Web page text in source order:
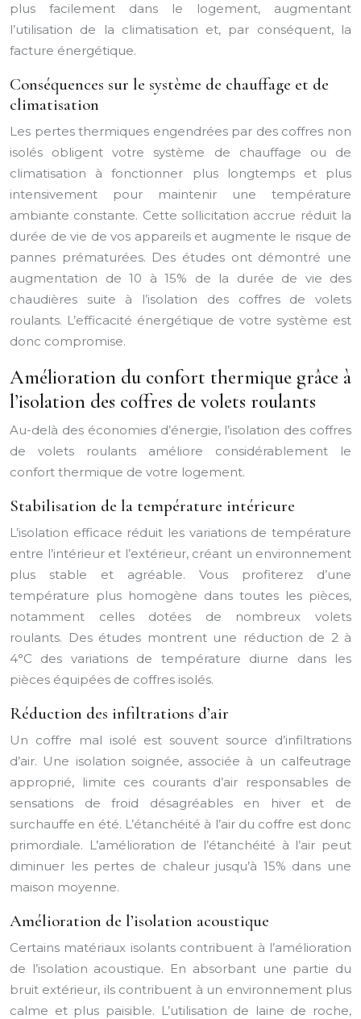
plus facilement dans le logement, augmentant
l’utilisation de la climatisation et, par conséquent, la
facture énergétique.
Conséquences sur le système de chauffage et de
climatisation
Les pertes thermiques engendrées par des coffres non
isolés obligent votre système de chauffage ou de
climatisation à fonctionner plus longtemps et plus
intensivement pour maintenir une température
ambiante constante. Cette sollicitation accrue réduit la
durée de vie de vos appareils et augmente le risque de
pannes prématurées. Des études ont démontré une
augmentation de 10 à 15% de la durée de vie des
chaudières suite à l’isolation des coffres de volets
roulants. L’efficacité énergétique de votre système est
donc compromise.
Amélioration du confort thermique grâce à
l’isolation des coffres de volets roulants
Au-delà des économies d’énergie, l’isolation des coffres
de volets roulants améliore considérablement le
confort thermique de votre logement.
Stabilisation de la température intérieure
L’isolation efficace réduit les variations de température
entre l’intérieur et l’extérieur, créant un environnement
plus stable et agréable. Vous profiterez d’une
température plus homogène dans toutes les pièces,
notamment celles dotées de nombreux volets
roulants. Des études montrent une réduction de 2 à
4°C des variations de température diurne dans les
pièces équipées de coffres isolés.
Réduction des infiltrations d’air
Un coffre mal isolé est souvent source d’infiltrations
d’air. Une isolation soignée, associée à un calfeutrage
approprié, limite ces courants d’air responsables de
sensations de froid désagréables en hiver et de
surchauffe en été. L’étanchéité à l’air du coffre est donc
primordiale. L’amélioration de l’étanchéité à l’air peut
diminuer les pertes de chaleur jusqu’à 15% dans une
maison moyenne.
Amélioration de l’isolation acoustique
Certains matériaux isolants contribuent à l’amélioration
de l’isolation acoustique. En absorbant une partie du
bruit extérieur, ils contribuent à un environnement plus
calme et plus paisible. L’utilisation de laine de roche,